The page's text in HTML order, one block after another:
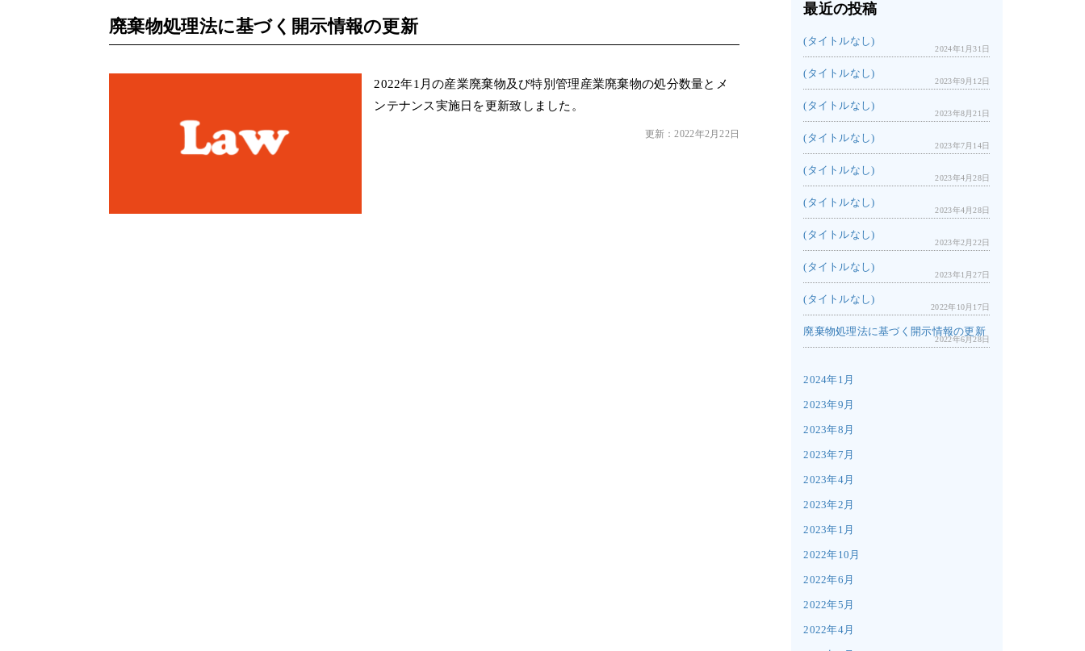
廃棄物処理法に基づく開示情報の更新
2022年1月の産業廃棄物及び特別管理産業廃棄物の処分数量とメ
ンテナンス実施日を更新致しました。
更新：2022年2月22日
最近の投稿
(タイトルなし)
2024年1月31日
(タイトルなし)
2023年9月12日
(タイトルなし)
2023年8月21日
(タイトルなし)
2023年7月14日
(タイトルなし)
2023年4月28日
(タイトルなし)
2023年4月28日
(タイトルなし)
2023年2月22日
(タイトルなし)
2023年1月27日
(タイトルなし)
2022年10月17日
廃棄物処理法に基づく開示情報の更新
2022年6月28日
2024年1月
2023年9月
2023年8月
2023年7月
2023年4月
2023年2月
2023年1月
2022年10月
2022年6月
2022年5月
2022年4月